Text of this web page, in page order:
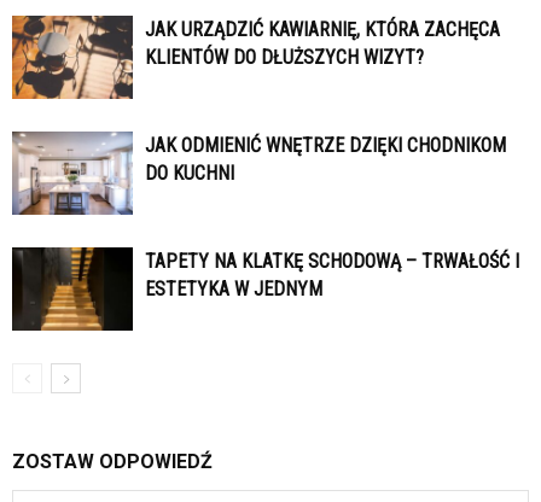
JAK URZĄDZIĆ KAWIARNIĘ, KTÓRA ZACHĘCA
KLIENTÓW DO DŁUŻSZYCH WIZYT?
JAK ODMIENIĆ WNĘTRZE DZIĘKI CHODNIKOM
DO KUCHNI
TAPETY NA KLATKĘ SCHODOWĄ – TRWAŁOŚĆ I
ESTETYKA W JEDNYM
ZOSTAW ODPOWIEDŹ